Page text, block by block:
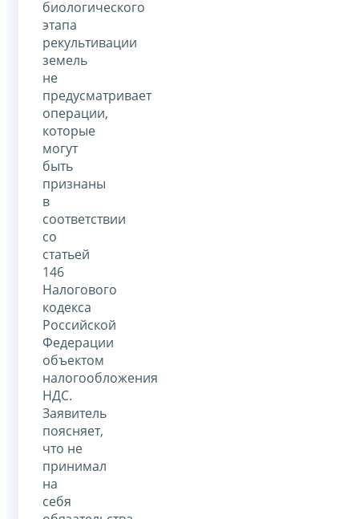
биологического
этапа
рекультивации
земель
не
предусматривает
операции,
которые
могут
быть
признаны
в
соответствии
со
статьей
146
Налогового
кодекса
Российской
Федерации
объектом
налогообложения
НДС.
Заявитель
поясняет,
что не
принимал
на
себя